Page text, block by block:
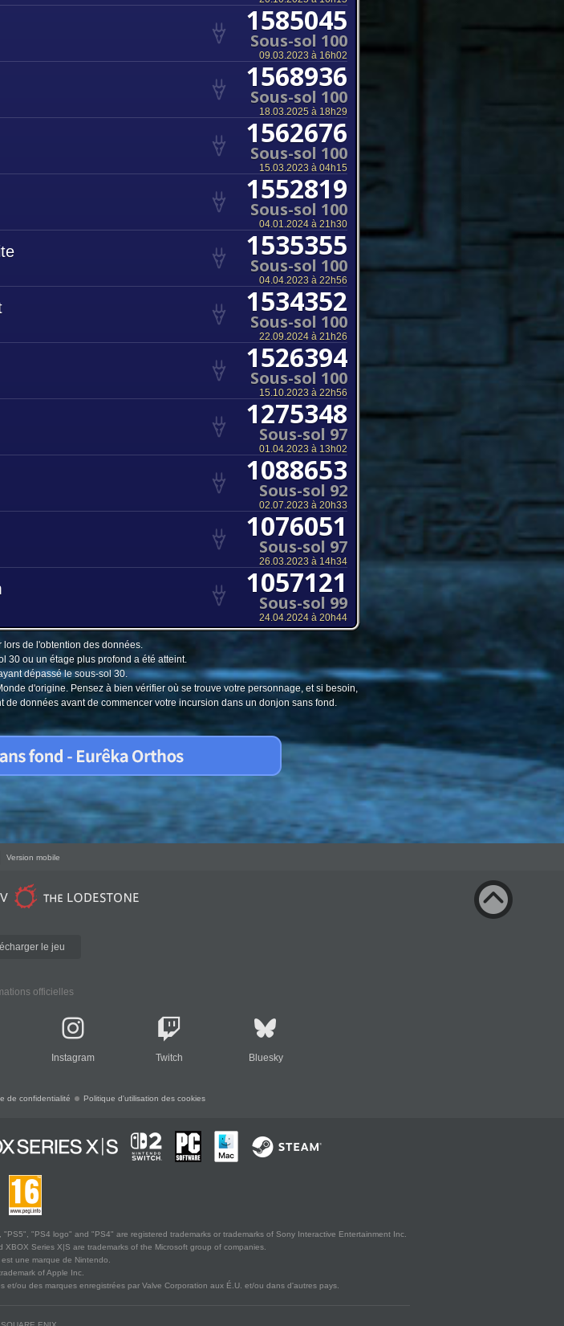
1585045
Sous-sol 100
09.03.2023 à 16h02
1568936
Sous-sol 100
18.03.2025 à 18h29
1562676
Sous-sol 100
15.03.2023 à 04h15
1552819
Sous-sol 100
04.01.2024 à 21h30
1535355
Sous-sol 100
04.04.2023 à 22h56
1534352
Sous-sol 100
22.09.2024 à 21h26
1526394
Sous-sol 100
15.10.2023 à 22h56
1275348
Sous-sol 97
01.04.2023 à 13h02
1088653
Sous-sol 92
02.07.2023 à 20h33
1076051
Sous-sol 97
26.03.2023 à 14h34
1057121
Sous-sol 99
24.04.2024 à 20h44
de l'obtention des données.
30 ou un étage plus profond a été atteint.
dépassé le sous-sol 30.
d'origine. Pensez à bien vérifier où se trouve votre personnage, et si besoin,
données avant de commencer votre incursion dans un donjon sans fond.
Version mobile
le jeu
officielles
Instagram Twitch Bluesky
de confidentialité Politique d'utilisation des cookies
"PS4 logo" and "PS4" are registered trademarks or trademarks of Sony Interactive Entertainment Inc.
Series X|S are trademarks of the Microsoft group of companies.
une marque de Nintendo.
of Apple Inc.
ou des marques enregistrées par Valve Corporation aux É.U. et/ou dans d'autres pays.